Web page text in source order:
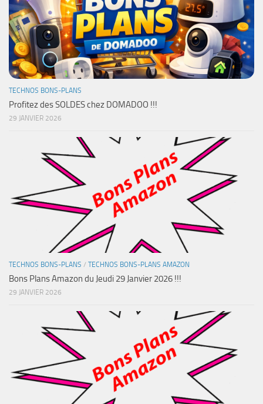
TECHNOS BONS-PLANS
Profitez des SOLDES chez DOMADOO !!!
29 JANVIER 2026
TECHNOS BONS-PLANS / TECHNOS BONS-PLANS AMAZON
Bons Plans Amazon du Jeudi 29 Janvier 2026 !!!
29 JANVIER 2026